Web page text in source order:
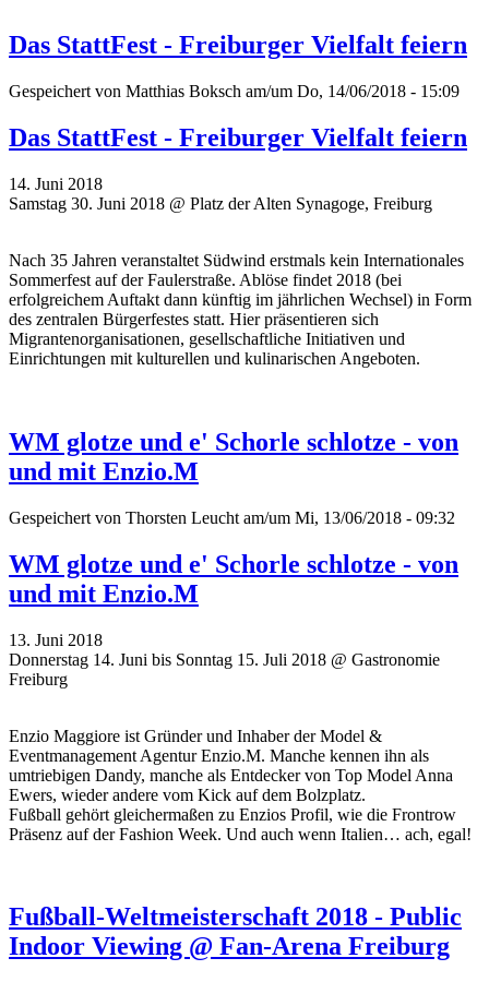
Das StattFest - Freiburger Vielfalt feiern
Gespeichert von Matthias Boksch am/um Do, 14/06/2018 - 15:09
Das StattFest - Freiburger Vielfalt feiern
14. Juni 2018
Samstag 30. Juni 2018 @ Platz der Alten Synagoge, Freiburg
Nach 35 Jahren veranstaltet Südwind erstmals kein Internationales
Sommerfest auf der Faulerstraße. Ablöse findet 2018 (bei
erfolgreichem Auftakt dann künftig im jährlichen Wechsel) in Form
des zentralen Bürgerfestes statt. Hier präsentieren sich
Migrantenorganisationen, gesellschaftliche Initiativen und
Einrichtungen mit kulturellen und kulinarischen Angeboten.
WM glotze und e' Schorle schlotze - von
und mit Enzio.M
Gespeichert von Thorsten Leucht am/um Mi, 13/06/2018 - 09:32
WM glotze und e' Schorle schlotze - von
und mit Enzio.M
13. Juni 2018
Donnerstag 14. Juni bis Sonntag 15. Juli 2018 @ Gastronomie
Freiburg
Enzio Maggiore ist Gründer und Inhaber der Model &
Eventmanagement Agentur Enzio.M. Manche kennen ihn als
umtriebigen Dandy, manche als Entdecker von Top Model Anna
Ewers, wieder andere vom Kick auf dem Bolzplatz.
Fußball gehört gleichermaßen zu Enzios Profil, wie die Frontrow
Präsenz auf der Fashion Week. Und auch wenn Italien… ach, egal!
Fußball-Weltmeisterschaft 2018 - Public
Indoor Viewing @ Fan-Arena Freiburg